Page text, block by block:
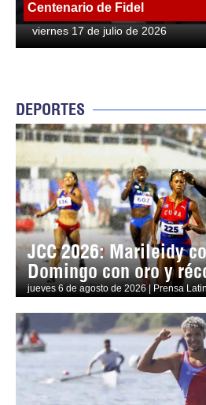
Centenario de Fidel
viernes 17 de julio de 2026
DEPORTES
JCC 2026: Marileidy
Domingo con oro y
jueves 6 de agosto de 2026 | Prensa